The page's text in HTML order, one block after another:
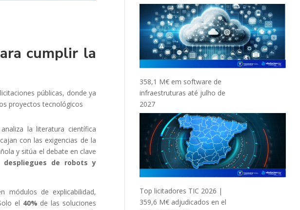
cumplir la
públicas, donde ya
proyectos tecnológicos
la literatura científica
con las exigencias de la
y sitúa el debate en clave
despliegues de robots y
módulos de explicabilidad,
el 40% de las soluciones
358,1 M€ em software de
infraestruturas até julho de
2027
Top licitadores TIC 2026 |
359,6 M€ adjudicados en el